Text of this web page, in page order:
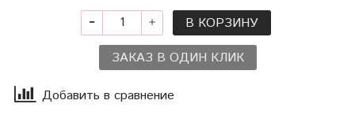
В КОРЗИНУ
ЗАКАЗ В ОДИН КЛИК
Добавить в сравнение